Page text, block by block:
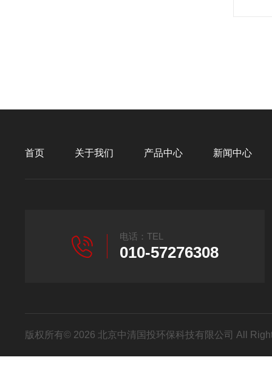
首页 关于我们 产品中心 新闻中心
电话：TEL
010-57276308
版权所有© 2026 北京中清国投环保科技有限公司 All